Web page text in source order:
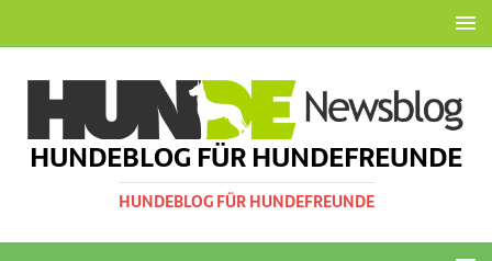
HUNDEBLOG FÜR HUNDEFREUNDE
HUNDEBLOG FÜR HUNDEFREUNDE